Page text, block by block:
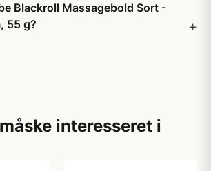
Blackroll Massagebold Sort -
55 g?
interesseret i